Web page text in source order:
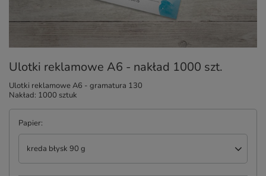
Ulotki reklamowe A6 - nakład 1000 szt.
Ulotki reklamowe A6 - gramatura 130
Nakład: 1000 sztuk
Papier
kreda błysk 90 g